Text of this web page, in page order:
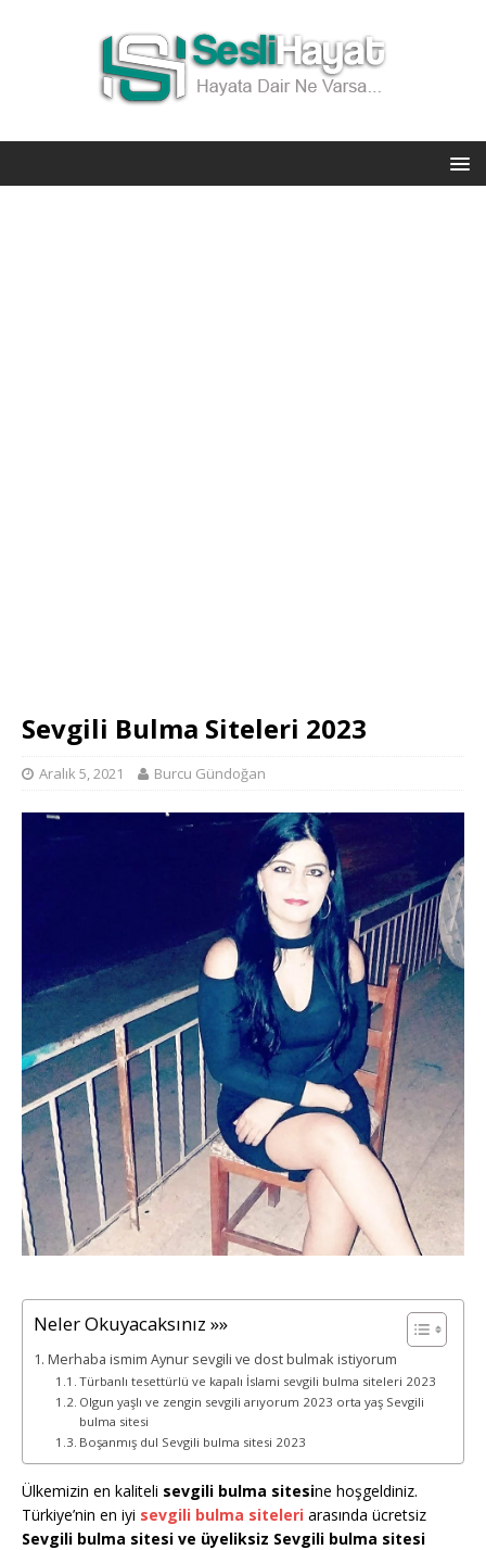
Sevgili Bulma Siteleri 2023
Aralık 5, 2021 Burcu Gündoğan
Neler Okuyacaksınız »»
Merhaba ismim Aynur sevgili ve dost bulmak istiyorum
Türbanlı tesettürlü ve kapalı İslami sevgili bulma siteleri 2023
Olgun yaşlı ve zengin sevgili arıyorum 2023 orta yaş Sevgili
bulma sitesi
Boşanmış dul Sevgili bulma sitesi 2023
Ülkemizin en kaliteli sevgili bulma sitesine hoşgeldiniz.
Türkiye’nin en iyi sevgili bulma siteleri arasında ücretsiz
Sevgili bulma sitesi ve üyeliksiz Sevgili bulma sitesi